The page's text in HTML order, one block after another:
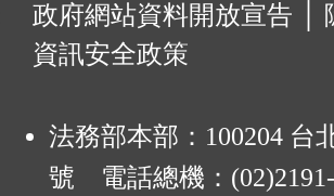
政府網站資料開放宣告
資訊安全政策
法務部本部：100204 台
號 電話總機：(02)2191-